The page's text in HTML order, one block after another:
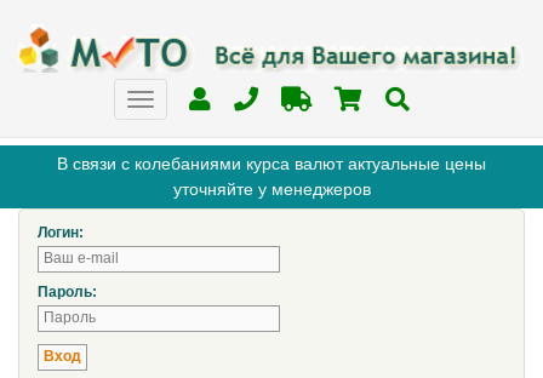
В связи с колебаниями курса валют актуальные цены
уточняйте у менеджеров
Логин:
Пароль: